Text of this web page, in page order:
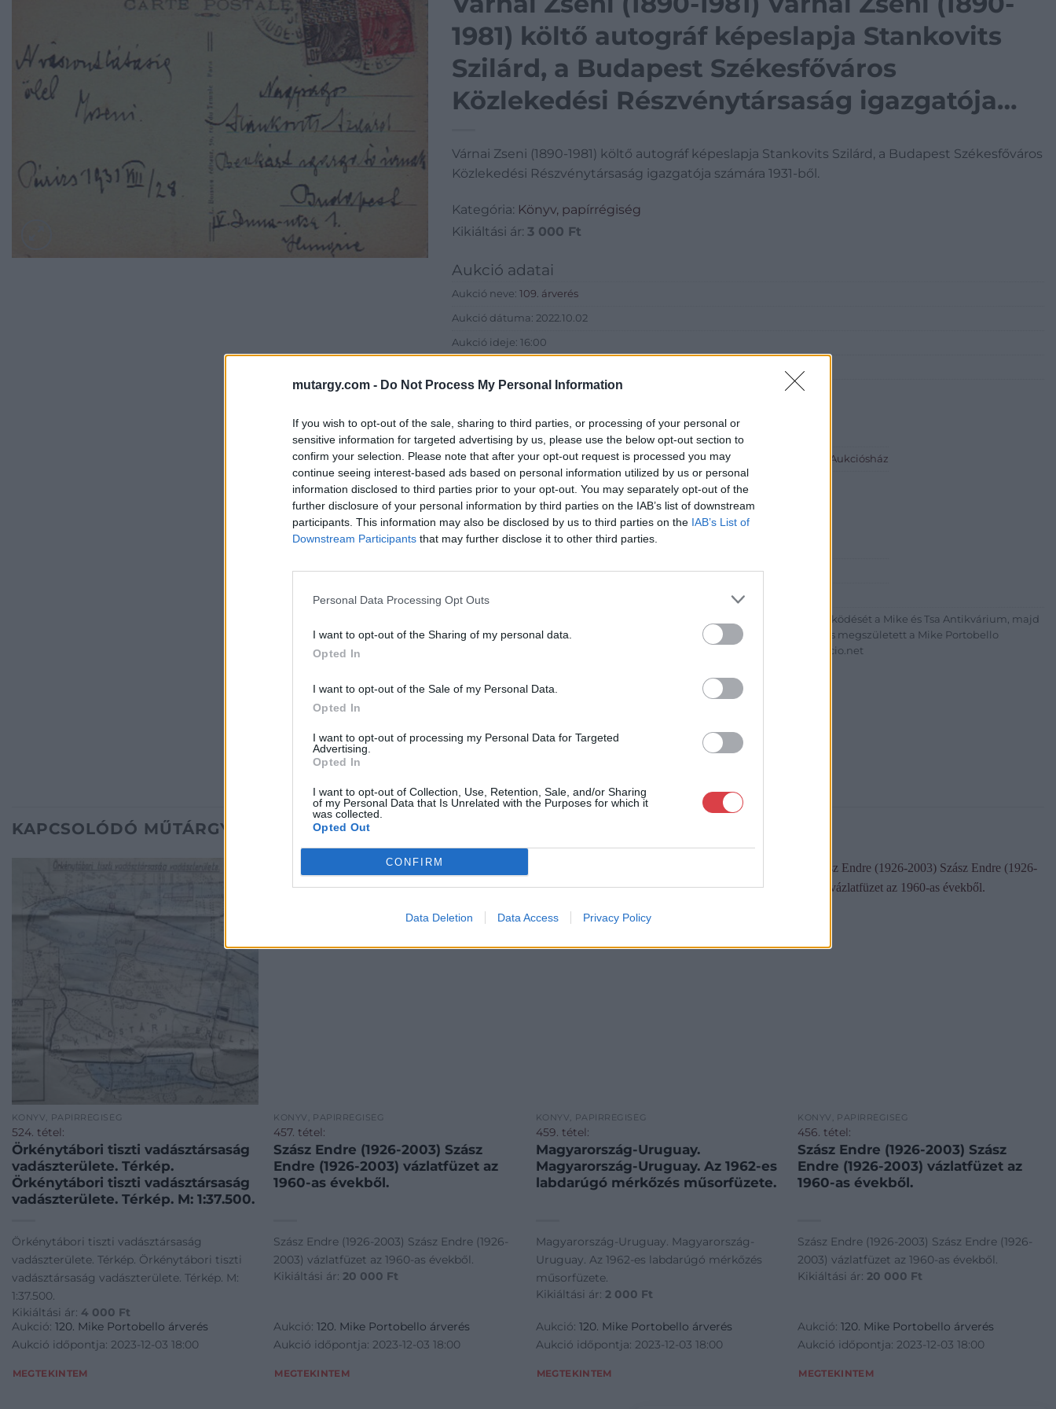
mutargy.com - Do Not Process My Personal Information
If you wish to opt-out of the sale, sharing to third parties, or processing of your personal or
sensitive information for targeted advertising by us, please use the below opt-out section to
confirm your selection. Please note that after your opt-out request is processed you may
continue seeing interest-based ads based on personal information utilized by us or personal
information disclosed to third parties prior to your opt-out. You may separately opt-out of the
further disclosure of your personal information by third parties on the IAB’s list of downstream
participants. This information may also be disclosed by us to third parties on the IAB’s List of
Downstream Participants that may further disclose it to other third parties.
Personal Data Processing Opt Outs
I want to opt-out of the Sharing of my personal data.
Opted In
I want to opt-out of the Sale of my Personal Data.
Opted In
I want to opt-out of processing my Personal Data for Targeted
Advertising.
Opted In
I want to opt-out of Collection, Use, Retention, Sale, and/or Sharing
of my Personal Data that Is Unrelated with the Purposes for which it
was collected.
Opted Out
CONFIRM
Data Deletion Data Access Privacy Policy
1981) költő autográf képeslapja Stankovits
Szilárd, a Budapest Székesfőváros
Közlekedési Részvénytársaság igazgatója
Várnai Zseni (1890-1981) költő autográf képeslapja Stankovits Szilárd, a Budapest Székesfőváros
Közlekedési Részvénytársaság igazgatója számára 1931-ből.
Kategória: Könyv, papírrégiség
Kikiáltási ár: 3 000 Ft
Aukció adatai
Aukció neve: 109. árverés
Aukció dátuma: 2022.10.02
Aukció ideje: 16:00
Tételszám: 536
Eladó adatai
Eladó:Aukcio.net - Mike Portobello Aukciósház
Cím: Vízkeleti Lívia
Mipo Kft
+36703805044
1053
Telefon: +36703805044
http://www.aukcio.net
Bemutatkozás: Immár közel 30 éve, hogy a Múzeum körúton elkezdte működését a Mike és Tsa Antikvárium, majd
2010-ben a Portobello aukciósház kiegészítette az addigi tevékenységét és megszületett a Mike Portobello
Aukciósház. 2022-től saját oldalunkon bonyolítjuk árverésünket. www.aukcio.net
GALÉRIA TOVÁBBI MŰTÁRGYAI
KAPCSOLÓDÓ MŰTÁRGYAK
KÖNYV, PAPÍRRÉGISÉG
524. tétel:
Örkénytábori tiszti vadásztársaság
vadászterülete. Térkép.
Örkénytábori tiszti vadásztársaság
vadászterülete. Térkép. M: 1:37.500.
Örkénytábori tiszti vadásztársaság
vadászterülete. Térkép. Örkénytábori tiszti
vadásztársaság vadászterülete. Térkép. M:
1:37.500.
Kikiáltási ár: 4 000 Ft
Aukció: 120. Mike Portobello árverés
Aukció időpontja: 2023-12-03 18:00
MEGTEKINTEM
KÖNYV, PAPÍRRÉGISÉG
457. tétel:
Szász Endre (1926-2003) Szász
Endre (1926-2003) vázlatfüzet az
1960-as évekből.
Szász Endre (1926-2003) Szász Endre (1926-
2003) vázlatfüzet az 1960-as évekből.
Kikiáltási ár: 20 000 Ft
Aukció:120. Mike Portobello árverés
Aukció időpontja: 2023-12-03 18:00
MEGTEKINTEM
KÖNYV, PAPÍRRÉGISÉG
459. tétel:
Magyarország-Uruguay.
Magyarország-Uruguay. Az 1962-es
labdarúgó mérkőzés műsorfüzete.
Magyarország-Uruguay. Magyarország-
Uruguay. Az 1962-es labdarúgó mérkőzés
műsorfüzete.
Kikiáltási ár: 2 000 Ft
Aukció: 120. Mike Portobello árverés
Aukció időpontja: 2023-12-03 18:00
MEGTEKINTEM
KÖNYV, PAPÍRRÉGISÉG
456. tétel:
Szász Endre (1926-2003) Szász
Endre (1926-2003) vázlatfüzet az
1960-as évekből.
Szász Endre (1926-2003) Szász Endre (1926-
2003) vázlatfüzet az 1960-as évekből.
Kikiáltási ár: 20 000 Ft
Aukció:120. Mike Portobello árverés
Aukció időpontja: 2023-12-03 18:00
MEGTEKINTEM